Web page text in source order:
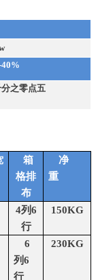
40%
分之零点五
箱
格排
布
净
重
4列6
行
150KG
6
列6
行
230KG